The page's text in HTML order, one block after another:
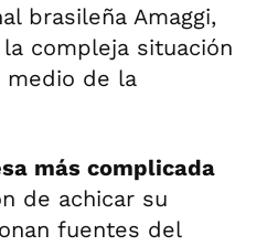
brasileña Amaggi,
compleja situación
medio de la
más complicada
de achicar su
fuentes del